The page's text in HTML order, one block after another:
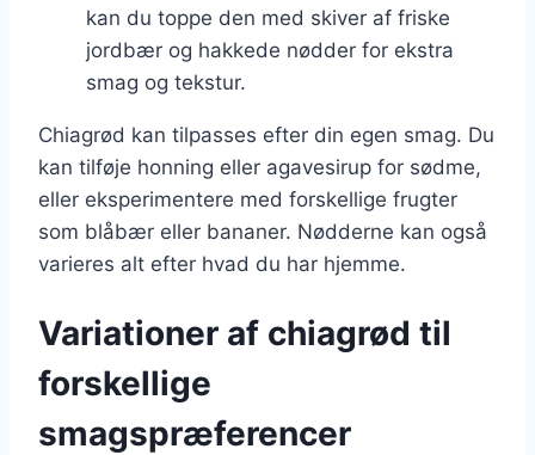
kan du toppe den med skiver af friske
jordbær og hakkede nødder for ekstra
smag og tekstur.
Chiagrød kan tilpasses efter din egen smag. Du
kan tilføje honning eller agavesirup for sødme,
eller eksperimentere med forskellige frugter
som blåbær eller bananer. Nødderne kan også
varieres alt efter hvad du har hjemme.
Variationer af chiagrød til
forskellige
smagspræferencer